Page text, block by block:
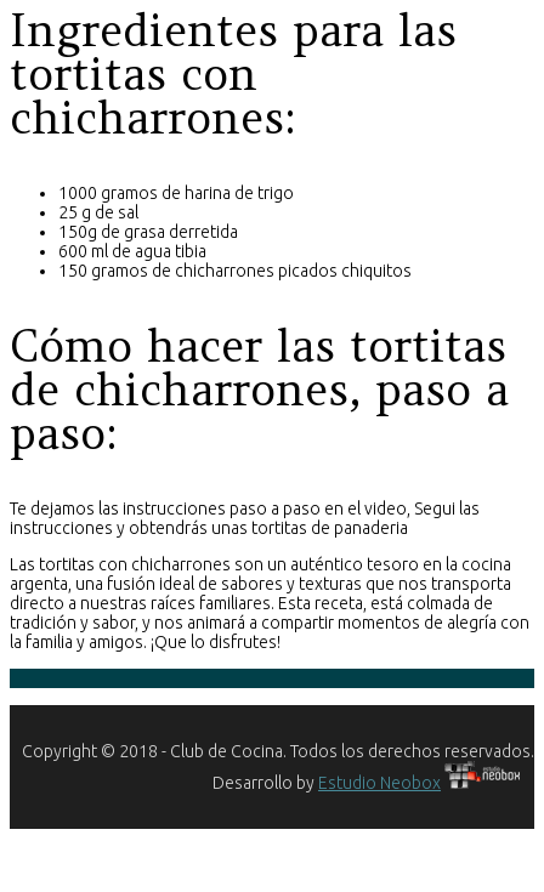
Ingredientes para las
tortitas con
chicharrones:
1000 gramos de harina de trigo
25 g de sal
150g de grasa derretida
600 ml de agua tibia
150 gramos de chicharrones picados chiquitos
Cómo hacer las tortitas
de chicharrones, paso a
paso:
Te dejamos las instrucciones paso a paso en el video, Segui las
instrucciones y obtendrás unas tortitas de panaderia
Las tortitas con chicharrones son un auténtico tesoro en la cocina
argenta, una fusión ideal de sabores y texturas que nos transporta
directo a nuestras raíces familiares. Esta receta, está colmada de
tradición y sabor, y nos animará a compartir momentos de alegría con
la familia y amigos. ¡Que lo disfrutes!
Copyright © 2018 - Club de Cocina. Todos los derechos reservados.
Desarrollo by Estudio Neobox